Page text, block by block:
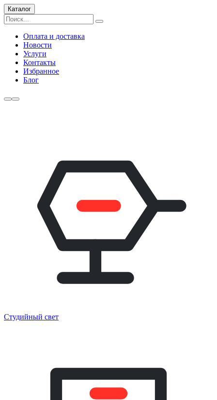
Каталог
Оплата и доставка
Новости
Услуги
Контакты
Избранное
Блог
Студийный свет